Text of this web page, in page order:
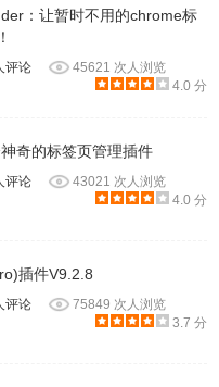
：让暂时不用的chrome标
评论
45621 次人浏览
4.0 分
奇的标签页管理插件
评论
43021 次人浏览
4.0 分
插件V9.2.8
评论
75849 次人浏览
3.7 分